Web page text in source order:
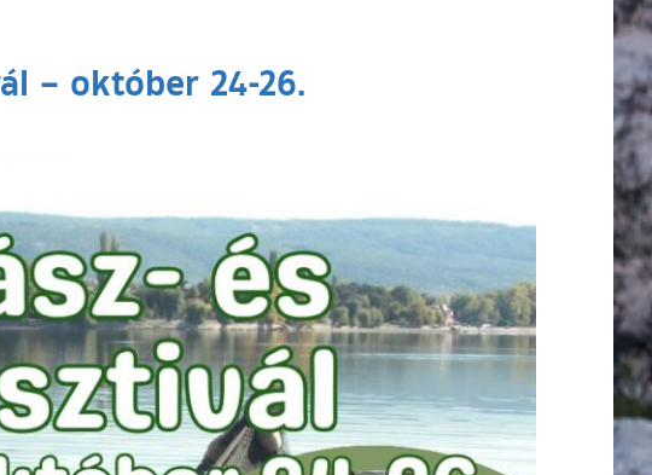
– október 24-26.